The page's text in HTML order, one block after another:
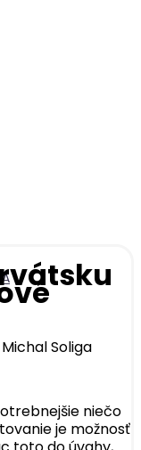
Michal Soliga
niečo
je možnosť